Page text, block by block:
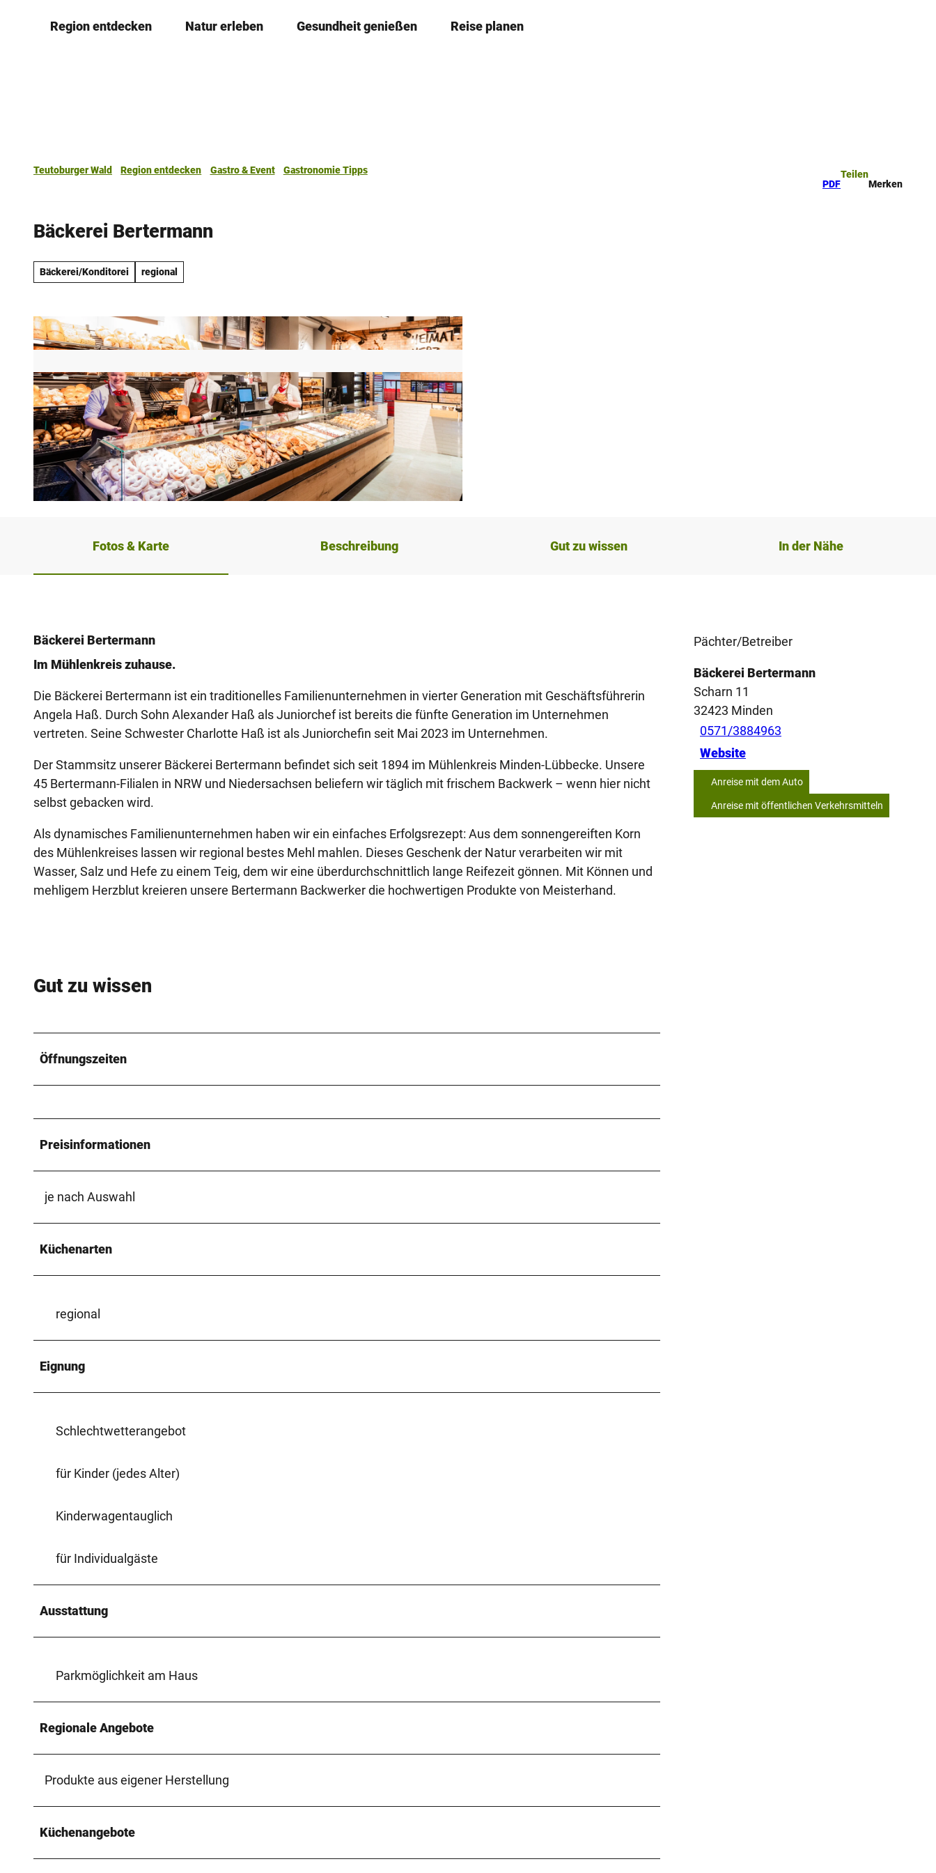
Region entdecken Natur erleben Gesundheit genießen Reise planen
Teutoburger Wald Region entdecken Gastro & Event
Gastronomie Tipps
PDF
Teilen
Merken
Bäckerei Bertermann
Bäckerei/Konditorei regional
Fotos & Karte Beschreibung Gut zu wissen In der Nähe
Bäckerei Bertermann
Im Mühlenkreis zuhause.
Die Bäckerei Bertermann ist ein traditionelles Familienunternehmen in vierter Generation mit Geschäftsführerin
Angela Haß. Durch Sohn Alexander Haß als Juniorchef ist bereits die fünfte Generation im Unternehmen
vertreten. Seine Schwester Charlotte Haß ist als Juniorchefin seit Mai 2023 im Unternehmen.
Der Stammsitz unserer Bäckerei Bertermann befindet sich seit 1894 im Mühlenkreis Minden-Lübbecke. Unsere
45 Bertermann-Filialen in NRW und Niedersachsen beliefern wir täglich mit frischem Backwerk – wenn hier nicht
selbst gebacken wird.
Als dynamisches Familienunternehmen haben wir ein einfaches Erfolgsrezept: Aus dem sonnengereiften Korn
des Mühlenkreises lassen wir regional bestes Mehl mahlen. Dieses Geschenk der Natur verarbeiten wir mit
Wasser, Salz und Hefe zu einem Teig, dem wir eine überdurchschnittlich lange Reifezeit gönnen. Mit Können und
mehligem Herzblut kreieren unsere Bertermann Backwerker die hochwertigen Produkte von Meisterhand.
Gut zu wissen
Öffnungszeiten
Preisinformationen
je nach Auswahl
Küchenarten
regional
Eignung
Schlechtwetterangebot
für Kinder (jedes Alter)
Kinderwagentauglich
für Individualgäste
Ausstattung
Parkmöglichkeit am Haus
Regionale Angebote
Produkte aus eigener Herstellung
Küchenangebote
Pächter/Betreiber
Bäckerei Bertermann
Scharn 11
32423 Minden
0571/3884963
Website
Anreise mit dem Auto
Anreise mit öffentlichen Verkehrsmitteln